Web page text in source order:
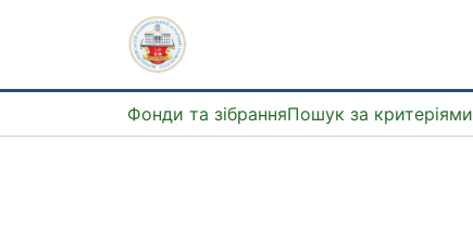
Фонди та зібранняПошук за критеріями